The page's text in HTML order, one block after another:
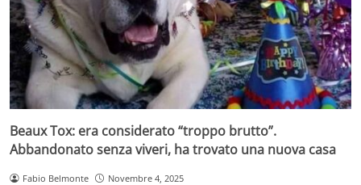
Beaux Tox: era considerato “troppo brutto”.
Abbandonato senza viveri, ha trovato una nuova casa
Fabio Belmonte Novembre 4, 2025